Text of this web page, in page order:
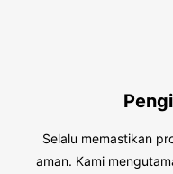
Selalu memastikan
aman. Kami